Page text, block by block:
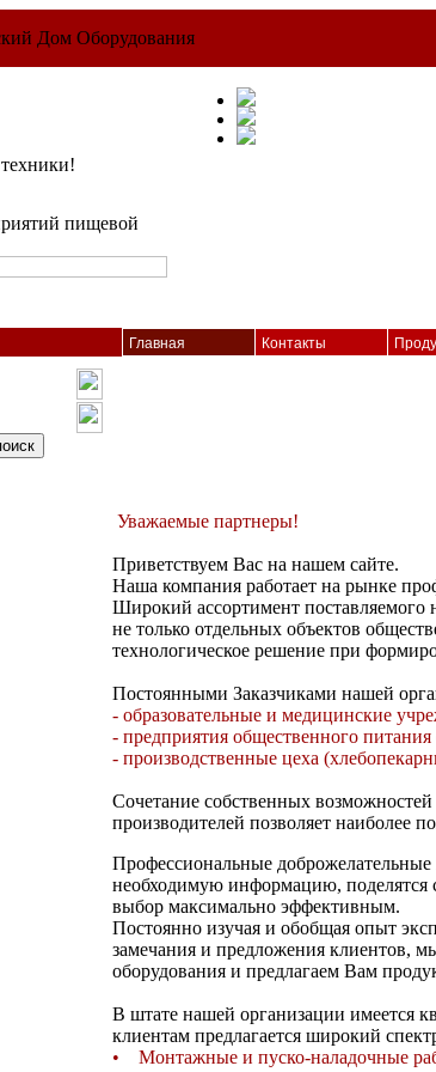
Главная Контакты
Уважаемые партнеры!
Приветствуем Вас на нашем сайте.
Наша компания работает на рынке
Широкий ассортимент поставляемого
не только отдельных объектов
технологическое решение при
Постоянными Заказчиками нашей
- образовательные и медицинские
- предприятия общественного
- производственные цеха
Сочетание собственных
производителей позволяет наиболее
Профессиональные
необходимую информацию,
выбор максимально эффективным.
Постоянно изучая и обобщая опыт
замечания и предложения клиентов,
оборудования и предлагаем Вам
В штате нашей организации имеется
клиентам предлагается широкий
• Монтажные и пуско-наладочные